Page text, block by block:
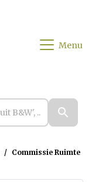
Menu
Commissie Ruimte